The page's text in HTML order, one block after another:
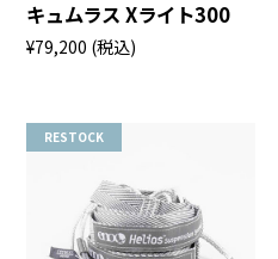
キュムラス Xライト300
¥79,200 (税込)
RESTOCK